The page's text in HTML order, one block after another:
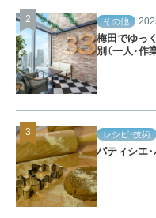
その他
梅田でゆっ
別（一人・作
レシピ・技術
パティシエ